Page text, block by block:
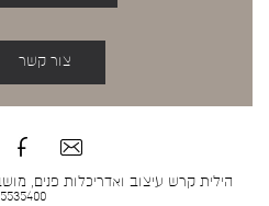
צור קשר
5535400